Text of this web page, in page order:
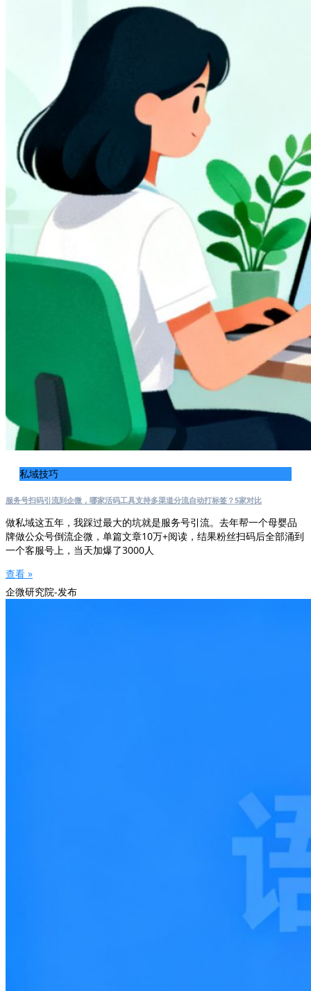
私域技巧
服务号扫码引流到企微，哪家活码工具支持多渠道分流自动打标签？5家对比
做私域这五年，我踩过最大的坑就是服务号引流。去年帮一个母婴品
牌做公众号倒流企微，单篇文章10万+阅读，结果粉丝扫码后全部涌到
一个客服号上，当天加爆了3000人
查看 »
企微研究院-发布